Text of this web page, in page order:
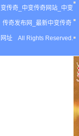
变传奇_中变传奇网站_中变
传奇发布网_最新中变传奇
网址 All Rights Reserved.